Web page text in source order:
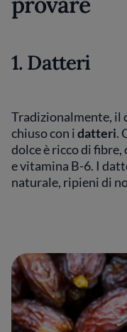
1. Datteri
Tradizionalmente, il
chiuso con idatteri.
dolce è ricco di fibre,
e vitamina B-6. I
naturale, ripieni di